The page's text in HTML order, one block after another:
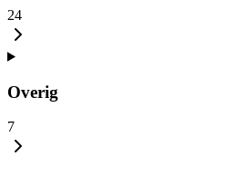
24
Overig
7